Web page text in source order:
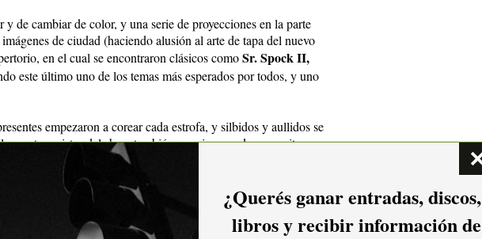
de cambiar de color, y una serie de proyecciones en la parte
de ciudad (haciendo alusión al arte de tapa del nuevo
en el cual se encontraron clásicos comoSr. Spock II,
este último uno de los temas más esperados por todos, y uno
empezaron a corear cada estrofa, y silbidos y aullidos se
protagonistas del show también se animaron de a poquito,
era su espacio, y sintonizando con sus seguidores
más espontaneidad, saltando de un lado a otro y
“más en la suya”, también dieron energía a las almas¿Querés ganar entradas, discos,
libros y recibir información de